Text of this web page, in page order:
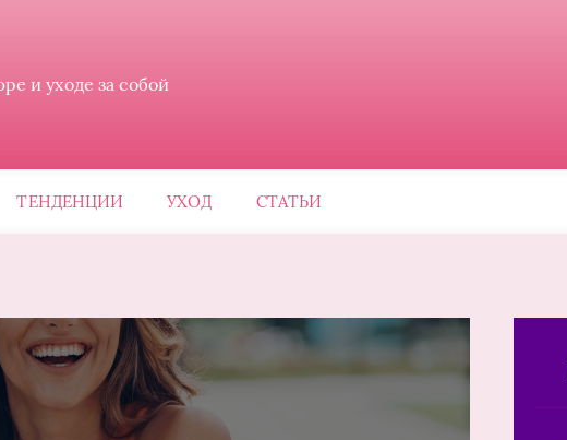
и уходе за собой
ТЕНДЕНЦИИ УХОД СТАТЬИ